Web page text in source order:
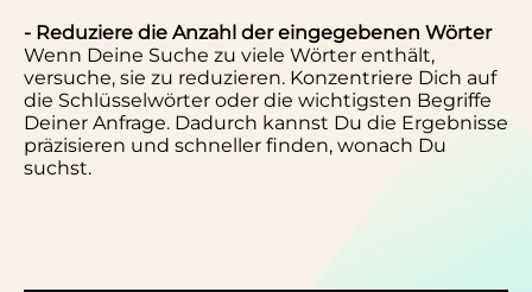
- Reduziere die Anzahl der eingegebenen Wörter
Wenn Deine Suche zu viele Wörter enthält,
versuche, sie zu reduzieren. Konzentriere Dich auf
die Schlüsselwörter oder die wichtigsten Begriffe
Deiner Anfrage. Dadurch kannst Du die Ergebnisse
präzisieren und schneller finden, wonach Du
suchst.